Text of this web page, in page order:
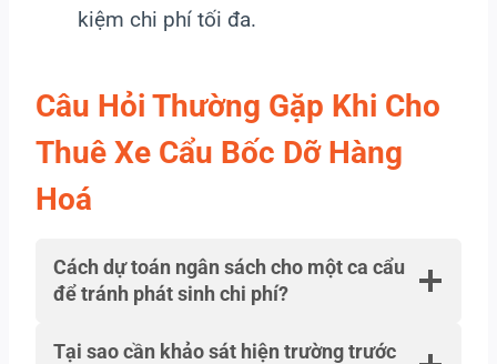
kiệm chi phí tối đa.
Câu Hỏi Thường Gặp Khi Cho
Thuê Xe Cẩu Bốc Dỡ Hàng
Hoá
Cách dự toán ngân sách cho một ca cẩu
để tránh phát sinh chi phí?
Tại sao cần khảo sát hiện trường trước